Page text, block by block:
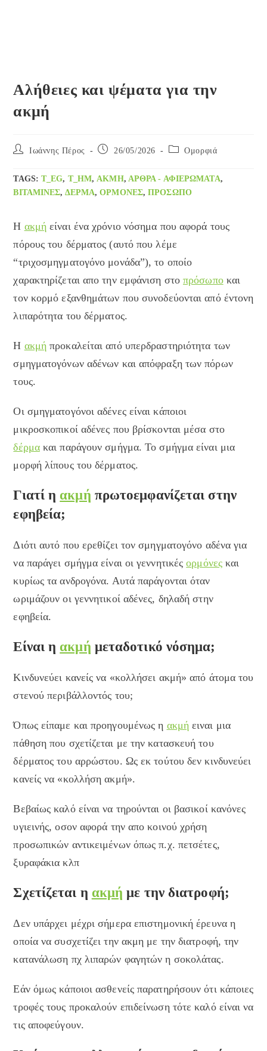
Αλήθειες και ψέματα για την
ακμή
Post Ιωάννης Πέρος
Post 26/05/2026
Post Ομορφιά
TAGS:T_EG, T_HM, ΑΚΜΉ, ΑΡΘΡΑ - ΑΦΙΕΡΏΜΑΤΑ,
ΒΙΤΑΜΊΝΕΣ, ΔΈΡΜΑ, ΟΡΜΌΝΕΣ, ΠΡΌΣΩΠΟ
Η ακμή είναι ένα χρόνιο νόσημα που αφορά τους
πόρους του δέρματος (αυτό που λέμε
“τριχοσμηγματογόνο μονάδα”), το οποίο
χαρακτηρίζεται απο την εμφάνιση στοπρόσωποκαι
τον κορμό εξανθημάτων που συνοδεύονται από έντονη
λιπαρότητα του δέρματος.
Η ακμή προκαλείται από υπερδραστηριότητα των
σμηγματογόνων αδένων και απόφραξη των πόρων
τους.
Οι σμηγματογόνοι αδένες είναι κάποιοι
μικροσκοπικοί αδένες που βρίσκονται μέσα στο
δέρμακαι παράγουν σμήγμα. Το σμήγμα είναι μια
μορφή λίπους του δέρματος.
Γιατί ηακμή πρωτοεμφανίζεται στην
εφηβεία;
Διότι αυτό που ερεθίζει τον σμηγματογόνο αδένα για
να παράγει σμήγμα είναι οι γεννητικέςορμόνεςκαι
κυρίως τα ανδρογόνα. Αυτά παράγονται όταν
ωριμάζουν οι γεννητικοί αδένες, δηλαδή στην
εφηβεία.
Είναι ηακμή μεταδοτικό νόσημα;
Κινδυνεύει κανείς να «κολλήσει ακμή» από άτομα του
στενού περιβάλλοντός του;
Όπως είπαμε και προηγουμένως η ακμή ειναι μια
πάθηση που σχετίζεται με την κατασκευή του
δέρματος του αρρώστου. Ως εκ τούτου δεν κινδυνεύει
κανείς να «κολλήση ακμή».
Βεβαίως καλό είναι να τηρούνται οι βασικοί κανόνες
υγιεινής, οσον αφορά την απο κοινού χρήση
προσωπικών αντικειμένων όπως π.χ. πετσέτες,
ξυραφάκια κλπ
Σχετίζεται η ακμή με την διατροφή;
Δεν υπάρχει μέχρι σήμερα επιστημονική έρευνα η
οποία να συσχετίζει την ακμη με την διατροφή, την
κατανάλωση πχ λιπαρών φαγητών η σοκολάτας.
Εάν όμως κάποιοι ασθενείς παρατηρήσουν ότι κάποιες
τροφές τους προκαλούν επιδείνωση τότε καλό είναι να
τις αποφεύγουν.